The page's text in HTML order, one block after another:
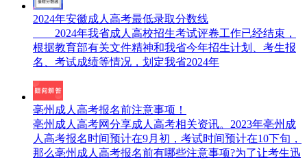
2024年安徽成人高考最低录取分数线
2024年我省成人高校招生考试评卷工作已经结束，
根据教育部有关文件精神和我省今年招生计划、考生报
名、考试成绩等情况，划定我省2024年
亳州成人高考报名前注意事项！
亳州成人高考网分享成人高考相关资讯。2023年亳州成
人高考报名时间预计在9月初，考试时间预计在10下旬，
那么亳州成人高考报名前有哪些注意事项?为了让考生迅